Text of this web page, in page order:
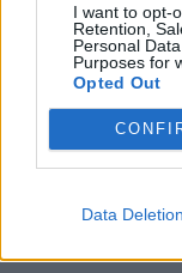
I want to opt-
Retention,
Personal
Purposes for
Opted Out
Data Deletion
avant tout d’un
aider à vous
savourer un
conseils pour
Pratiquez la
pleine
Écoutez le